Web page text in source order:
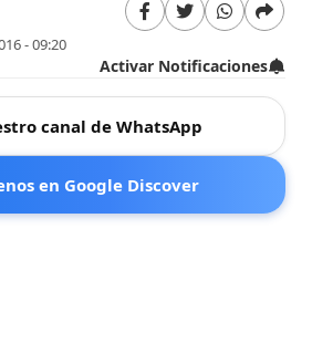
- 09:20
Activar Notificaciones
canal de WhatsApp
en Google Discover